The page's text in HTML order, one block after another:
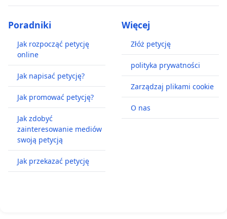
Poradniki
Jak rozpocząć petycję
online
Jak napisać petycję?
Jak promować petycję?
Jak zdobyć
zainteresowanie mediów
swoją petycją
Jak przekazać petycję
Więcej
Złóż petycję
polityka prywatności
Zarządzaj plikami cookie
O nas